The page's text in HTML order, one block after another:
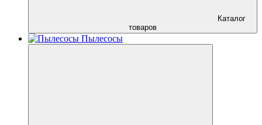
Каталог
товаров
Пылесосы